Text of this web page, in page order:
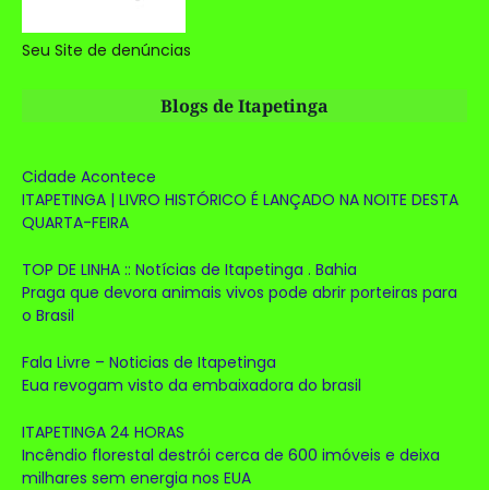
Seu Site de denúncias
Blogs de Itapetinga
Cidade Acontece
ITAPETINGA | LIVRO HISTÓRICO É LANÇADO NA NOITE DESTA
QUARTA-FEIRA
TOP DE LINHA :: Notícias de Itapetinga . Bahia
Praga que devora animais vivos pode abrir porteiras para
o Brasil
Fala Livre – Noticias de Itapetinga
Eua revogam visto da embaixadora do brasil
ITAPETINGA 24 HORAS
Incêndio florestal destrói cerca de 600 imóveis e deixa
milhares sem energia nos EUA